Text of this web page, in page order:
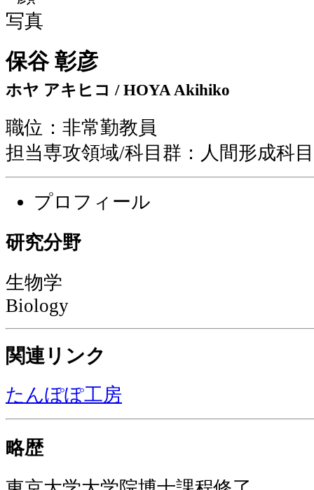
保谷 彰彦
ホヤ アキヒコ / HOYA Akihiko
職位：非常勤教員
担当専攻領域/科目群：人間形成科目
プロフィール
研究分野
生物学
Biology
関連リンク
たんぽぽ工房
略歴